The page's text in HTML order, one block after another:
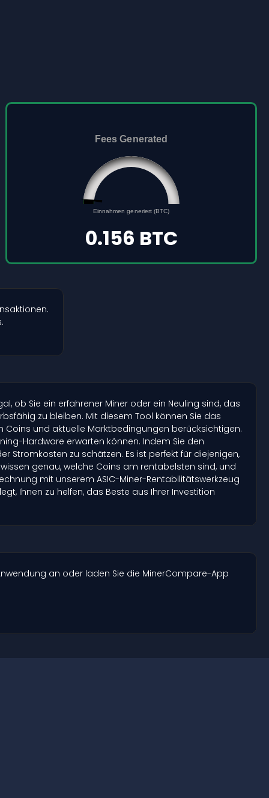
Fees Generated
Einnahmen generiert (BTC)
0.156 BTC
ob Sie ein erfahrener Miner oder ein Neuling sind, das
zu bleiben. Mit diesem Tool können Sie das
Coins und aktuelle Marktbedingungen berücksichtigen.
Hardware erwarten können. Indem Sie den
Stromkosten zu schätzen. Es ist perfekt für diejenigen,
genau, welche Coins am rentabelsten sind, und
mit unserem ASIC-Miner-Rentabilitätswerkzeug
Ihnen zu helfen, das Beste aus Ihrer Investition
an oder laden Sie die MinerCompare-App